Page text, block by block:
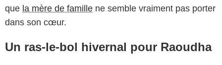
que la mère de famille ne semble vraiment pas porter
dans son cœur.
Un ras-le-bol hivernal pour Raoudha